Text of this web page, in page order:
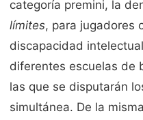
categoría premini, la
límites, para jugadores
discapacidad
diferentes escuelas de
las que se disputarán
simultánea. De la